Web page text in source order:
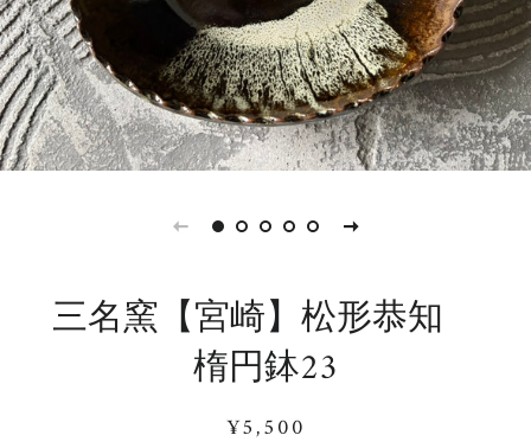
三名窯【宮崎】松形恭知
楕円鉢23
通
販
¥5,500